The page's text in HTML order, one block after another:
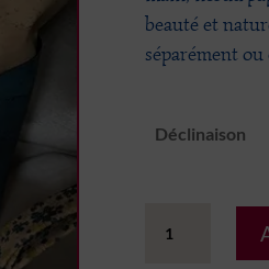
beauté et
séparément
Déclinaison